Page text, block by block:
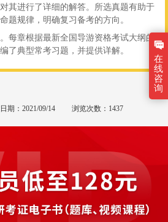
其进行了详细的解答。所选真题有助于
题规律，明确复习备考的方向。
每章根据最新全国导游资格考试大纲的
了典型常考习题，并提供详解。
期：2021/09/14 浏览次数：1437
在
线
咨
询